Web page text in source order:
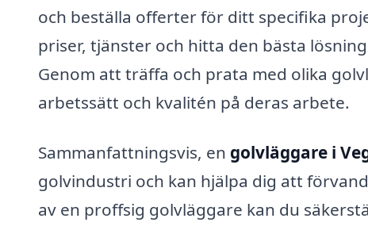
och beställa offerter för ditt specifika
priser, tjänster och hitta den bästa
Genom att träffa och prata med olika
arbetssätt och kvalitén på deras arbete.
Sammanfattningsvis, en golvläggare i
golvindustri och kan hjälpa dig att
av en proffsig golvläggare kan du